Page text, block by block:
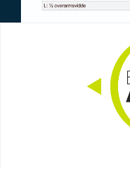
Smart i en fart…
Klub